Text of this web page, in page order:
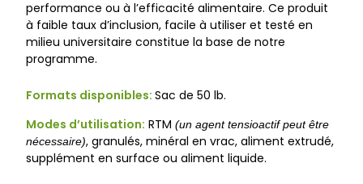
performance ou à l’efficacité alimentaire. Ce produit
à faible taux d’inclusion, facile à utiliser et testé en
milieu universitaire constitue la base de notre
programme.
Formats disponibles: Sac de 50 lb.
Modes d’utilisation: RTM (un agent tensioactif peut être
nécessaire), granulés, minéral en vrac, aliment extrudé,
supplément en surface ou aliment liquide.